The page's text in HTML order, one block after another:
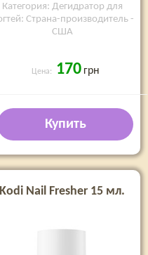
Категория: Дегидратор для
Страна-производитель -
США
Цена: 170 грн
Купить
Kodi Nail Fresher 15 мл.